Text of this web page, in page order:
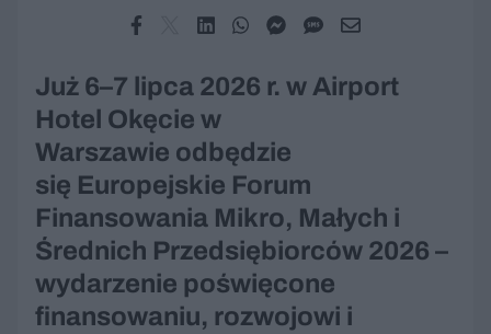
Już 6–7 lipca 2026 r. w Airport
Hotel Okęcie w
Warszawie odbędzie
się Europejskie Forum
Finansowania Mikro, Małych i
Średnich Przedsiębiorców 2026 –
wydarzenie poświęcone
finansowaniu, rozwojowi i